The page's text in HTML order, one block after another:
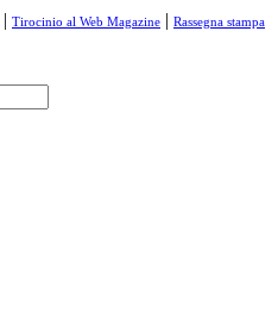
| Tirocinio al Web Magazine | Rassegna stampa